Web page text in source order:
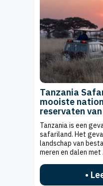
Tanzania
mooiste
reservaten
Tanzania is een
safariland. Het
landschap van
meren en dalen met
•